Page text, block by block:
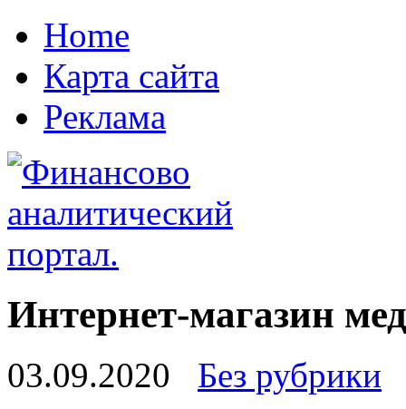
Home
Карта сайта
Реклама
Интернет-магазин
03.09.2020
Без рубрики